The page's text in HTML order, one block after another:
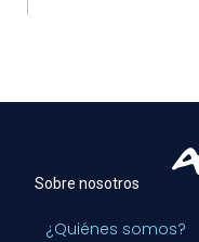
Sobre nosotros
¿Quiénes somos?